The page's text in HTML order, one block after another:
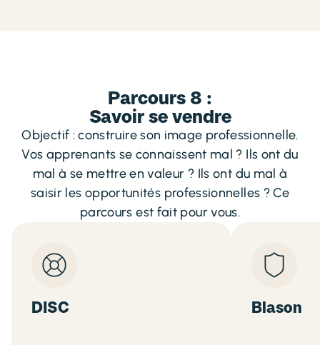
Parcours 8 :
Savoir se vendre
Objectif : construire son image professionnelle.
Vos apprenants se connaissent mal ? Ils ont du
mal à se mettre en valeur ? Ils ont du mal à
saisir les opportunités professionnelles ? Ce
parcours est fait pour vous.
DISC Blason